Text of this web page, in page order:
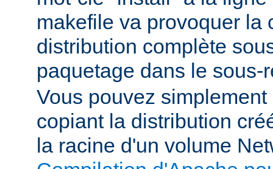
makefile va provoquer la
distribution complète
paquetage dans le
Vous pouvez
copiant la distribution
la racine d'un volume